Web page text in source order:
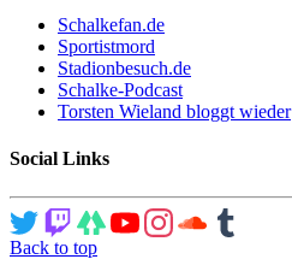
Schalkefan.de
Sportistmord
Stadionbesuch.de
Schalke-Podcast
Torsten Wieland bloggt wieder
Social Links
Back to top